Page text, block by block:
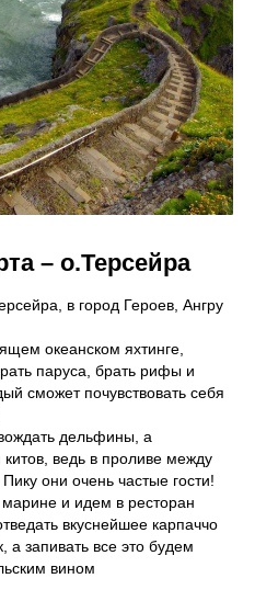
– о.Терсейра
в город Героев, Ангру
океанском яхтинге,
паруса, брать рифы и
сможет почувствовать себя
дельфины, а
ведь в проливе между
они очень частые гости!
и идем в ресторан
вкуснейшее карпаччо
а запивать все это будем
вином